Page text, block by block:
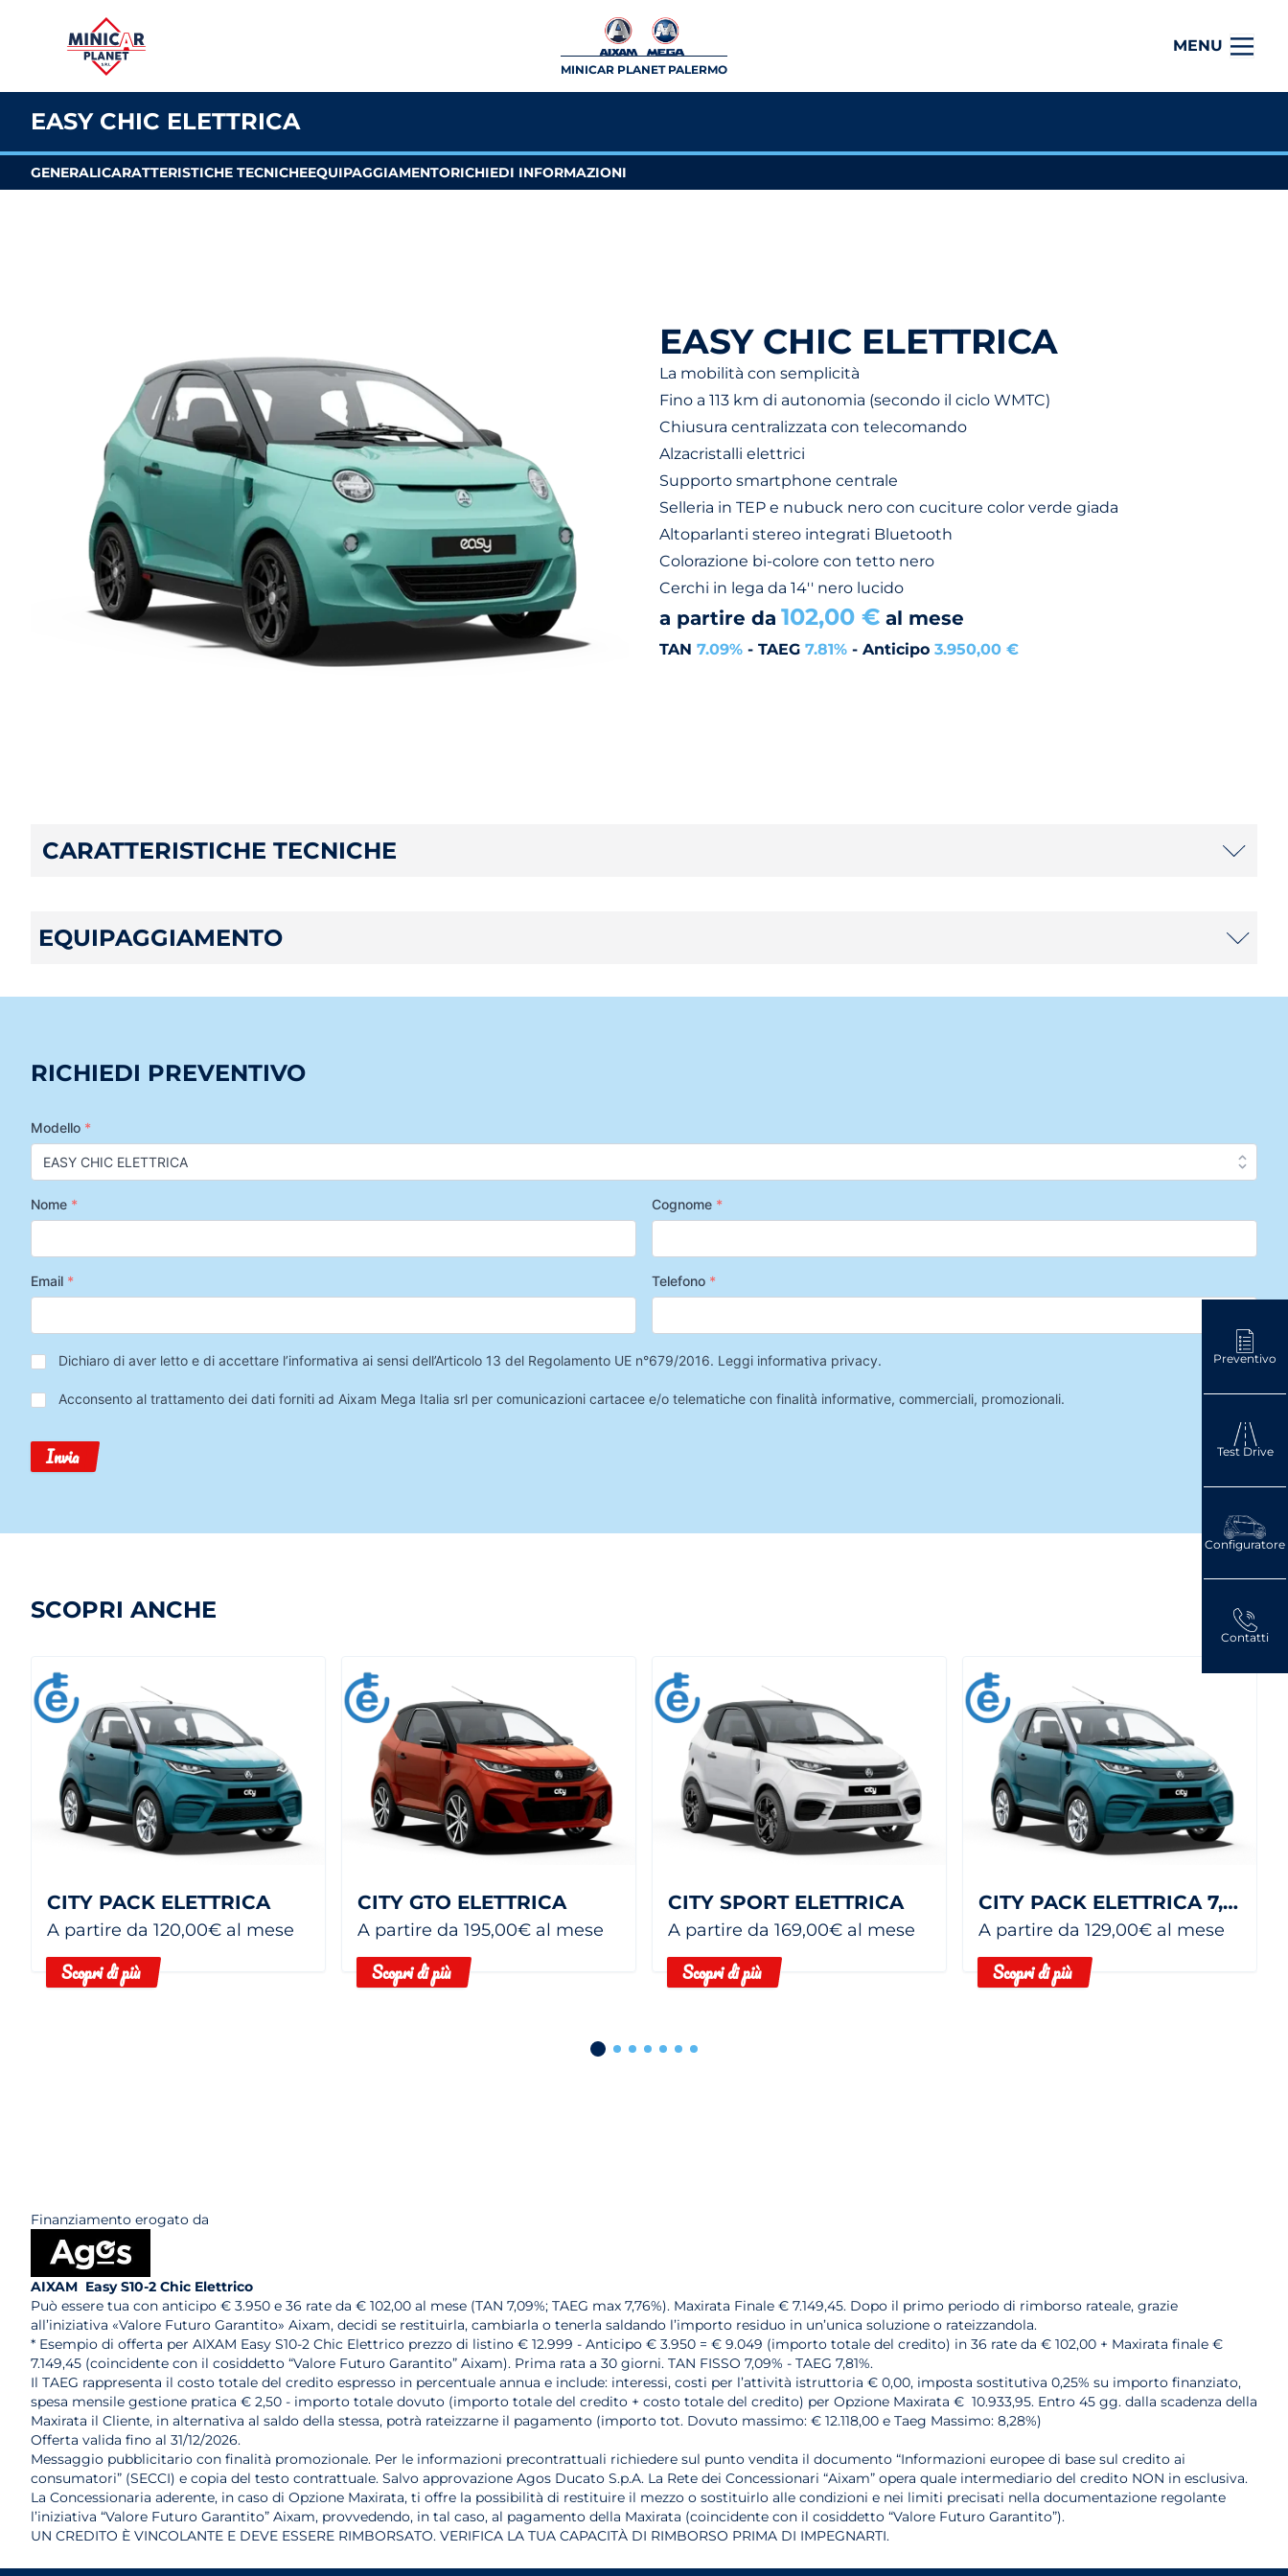
MINICAR PLANET PALERMO
MENU
Preventivo
Test Drive
Configuratore
Contatti
EASY CHIC ELETTRICA
GENERALICARATTERISTICHE TECNICHEEQUIPAGGIAMENTORICHIEDI INFORMAZIONI
EASY CHIC ELETTRICA
La mobilità con semplicità
Fino a 113 km di autonomia (secondo il ciclo WMTC)
Chiusura centralizzata con telecomando
Alzacristalli elettrici
Supporto smartphone centrale
Selleria in TEP e nubuck nero con cuciture color verde giada
Altoparlanti stereo integrati Bluetooth
Colorazione bi-colore con tetto nero
Cerchi in lega da 14'' nero lucido
a partire da 102,00 € al mese
TAN 7.09% - TAEG 7.81% - Anticipo 3.950,00 €
CARATTERISTICHE TECNICHE
EQUIPAGGIAMENTO
RICHIEDI PREVENTIVO
Modello *
Nome * Cognome *
Email * Telefono *
Privacy*
Dichiaro di aver letto e di accettare l’informativa ai sensi dell’Articolo 13 del Regolamento UE n°679/2016. Leggi informativa privacy.
Trattamento
Dati
Acconsento al trattamento dei dati forniti ad Aixam Mega Italia srl per comunicazioni cartacee e/o telematiche con finalità informative, commerciali, promozionali.
Invia
SCOPRI ANCHE
CITY PACK ELETTRICA
A partire da 120,00€ al mese
Scopri di più
CITY GTO ELETTRICA
A partire da 195,00€ al mese
Scopri di più
CITY SPORT ELETTRICA
A partire da 169,00€ al mese
Scopri di più
CITY PACK ELETTRICA 7,5 KWH
A partire da 129,00€ al mese
Scopri di più
Finanziamento erogato da
AIXAM Easy S10-2 Chic Elettrico
Può essere tua con anticipo € 3.950 e 36 rate da € 102,00 al mese (TAN 7,09%; TAEG max 7,76%). Maxirata Finale € 7.149,45. Dopo il primo periodo di rimborso rateale, grazie
all’iniziativa «Valore Futuro Garantito» Aixam, decidi se restituirla, cambiarla o tenerla saldando l’importo residuo in un’unica soluzione o rateizzandola.
* Esempio di offerta per AIXAM Easy S10-2 Chic Elettrico prezzo di listino € 12.999 - Anticipo € 3.950 = € 9.049 (importo totale del credito) in 36 rate da € 102,00 + Maxirata finale €
7.149,45 (coincidente con il cosiddetto “Valore Futuro Garantito” Aixam). Prima rata a 30 giorni. TAN FISSO 7,09% - TAEG 7,81%.
Il TAEG rappresenta il costo totale del credito espresso in percentuale annua e include: interessi, costi per l’attività istruttoria € 0,00, imposta sostitutiva 0,25% su importo finanziato,
spesa mensile gestione pratica € 2,50 - importo totale dovuto (importo totale del credito + costo totale del credito) per Opzione Maxirata € 10.933,95. Entro 45 gg. dalla scadenza della
Maxirata il Cliente, in alternativa al saldo della stessa, potrà rateizzarne il pagamento (importo tot. Dovuto massimo: € 12.118,00 e Taeg Massimo: 8,28%)
Offerta valida fino al 31/12/2026.
Messaggio pubblicitario con finalità promozionale. Per le informazioni precontrattuali richiedere sul punto vendita il documento “Informazioni europee di base sul credito ai
consumatori” (SECCI) e copia del testo contrattuale. Salvo approvazione Agos Ducato S.p.A. La Rete dei Concessionari “Aixam” opera quale intermediario del credito NON in esclusiva.
La Concessionaria aderente, in caso di Opzione Maxirata, ti offre la possibilità di restituire il mezzo o sostituirlo alle condizioni e nei limiti precisati nella documentazione regolante
l’iniziativa “Valore Futuro Garantito” Aixam, provvedendo, in tal caso, al pagamento della Maxirata (coincidente con il cosiddetto “Valore Futuro Garantito”).
UN CREDITO È VINCOLANTE E DEVE ESSERE RIMBORSATO. VERIFICA LA TUA CAPACITÀ DI RIMBORSO PRIMA DI IMPEGNARTI.